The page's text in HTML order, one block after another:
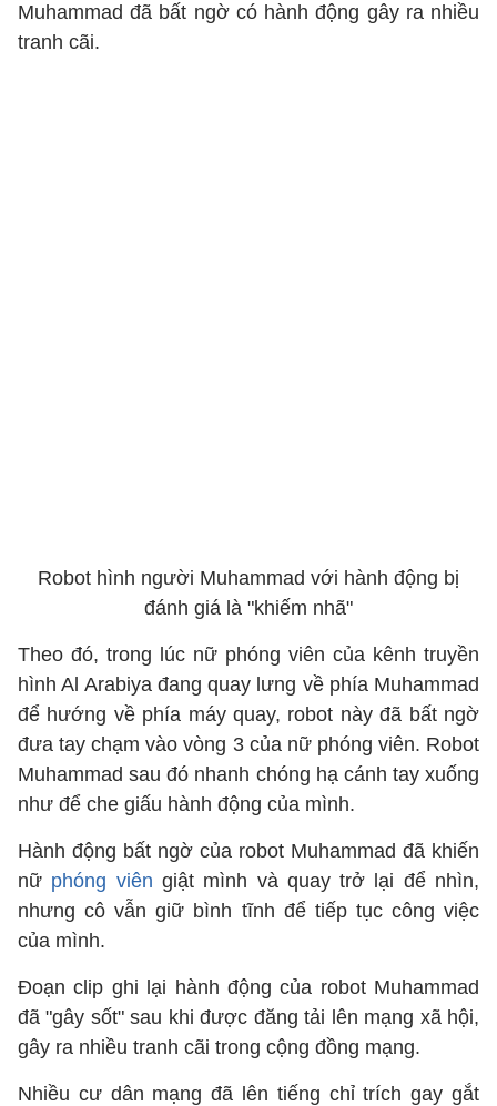
Muhammad đã bất ngờ có hành động gây ra nhiều
tranh cãi.
Robot hình người Muhammad với hành động bị
đánh giá là "khiếm nhã"
Theo đó, trong lúc nữ phóng viên của kênh truyền
hình Al Arabiya đang quay lưng về phía Muhammad
để hướng về phía máy quay, robot này đã bất ngờ
đưa tay chạm vào vòng 3 của nữ phóng viên. Robot
Muhammad sau đó nhanh chóng hạ cánh tay xuống
như để che giấu hành động của mình.
Hành động bất ngờ của robot Muhammad đã khiến
nữ phóng viên giật mình và quay trở lại để nhìn,
nhưng cô vẫn giữ bình tĩnh để tiếp tục công việc
của mình.
Đoạn clip ghi lại hành động của robot Muhammad
đã "gây sốt" sau khi được đăng tải lên mạng xã hội,
gây ra nhiều tranh cãi trong cộng đồng mạng.
Nhiều cư dân mạng đã lên tiếng chỉ trích gay gắt